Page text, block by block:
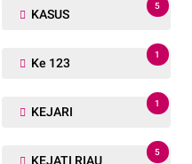
KASUS
5
Ke 123
1
KEJARI
1
KEJATI RIAU
5